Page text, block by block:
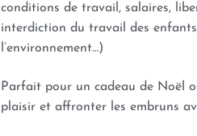
conditions de travail, salaires,
interdiction du travail des
l’environnement…)
Parfait pour un cadeau de Noël
plaisir et affronter les embruns